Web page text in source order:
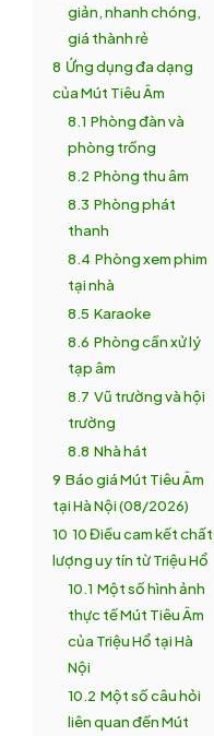
giản, nhanh chóng,
giá thành rẻ
8 Ứng dụng đa dạng
của Mút Tiêu Âm
8.1 Phòng đàn và
phòng trống
8.2 Phòng thu âm
8.3 Phòng phát
thanh
8.4 Phòng xem phim
tại nhà
8.5 Karaoke
8.6 Phòng cần xử lý
tạp âm
8.7 Vũ trường và hội
trường
8.8 Nhà hát
9 Báo giá Mút Tiêu Âm
tại Hà Nội (08/2026)
10 10 Điều cam kết chất
lượng uy tín từ Triệu Hổ
10.1 Một số hình ảnh
thực tế Mút Tiêu Âm
của Triệu Hổ tại Hà
Nội
10.2 Một số câu hỏi
liên quan đến Mút